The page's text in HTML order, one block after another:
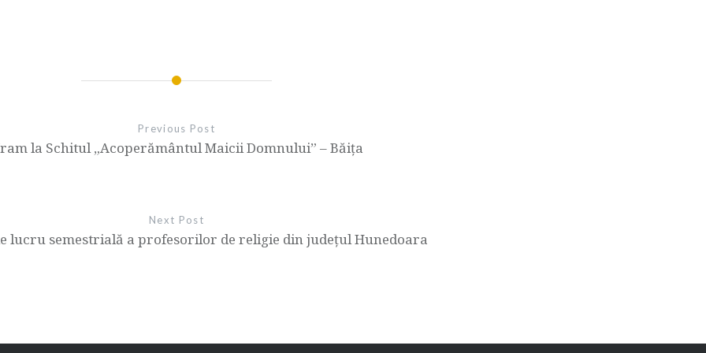
Previous Post
la Schitul „Acoperământul Maicii Domnului” – Băița
Next Post
lucru semestrială a profesorilor de religie din județul Hunedoara